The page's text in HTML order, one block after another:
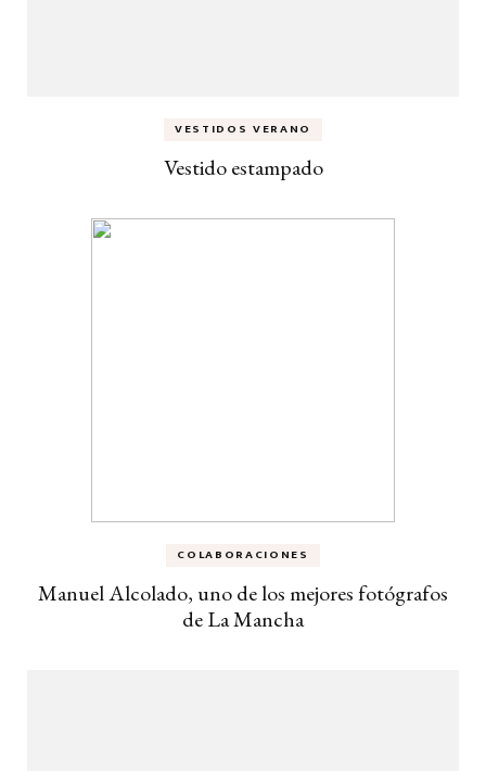
VESTIDOS VERANO
Vestido estampado
COLABORACIONES
Manuel Alcolado, uno de los mejores fotógrafos
de La Mancha